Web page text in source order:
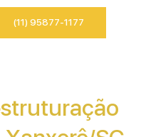
(11) 95877-1177